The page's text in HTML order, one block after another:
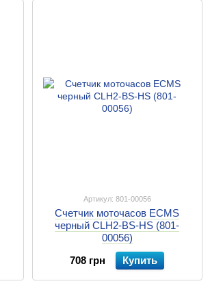
Артикул: 801-00056
Счетчик моточасов ECMS
черный CLH2-BS-HS (801-
00056)
708 грн
Купить